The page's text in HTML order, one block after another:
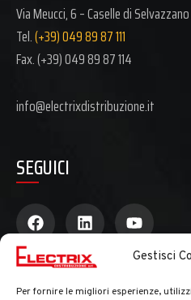
Gestisci
Per fornire le migliori esperienze,
Via Meucci, 6 – Caselle di
Tel.(+39) 049 89 87 111
Fax. (+39)049 89 87 114
info@electrixdistribuzione.it
SEGUICI